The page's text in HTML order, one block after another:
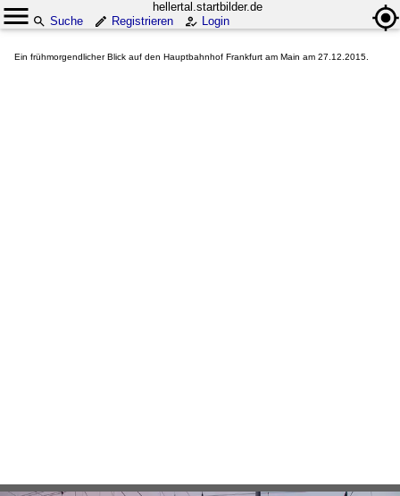
hellertal.startbilder.de
Suche
Registrieren Login
Ein frühmorgendlicher Blick auf den Hauptbahnhof Frankfurt am Main am 27.12.2015.